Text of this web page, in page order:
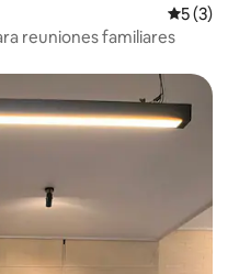
5 (3)
reuniones familiares